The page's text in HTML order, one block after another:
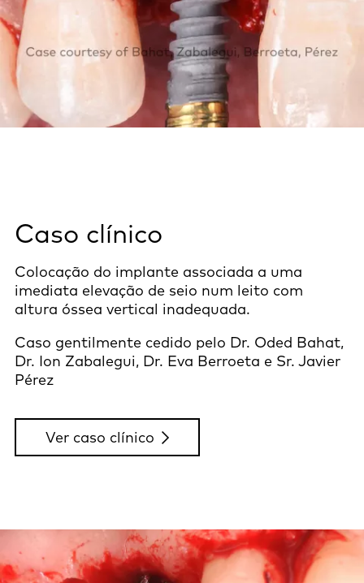
Caso clínico
Colocação do implante associada a uma
imediata elevação de seio num leito com
altura óssea vertical inadequada.
Caso gentilmente cedido pelo Dr. Oded Bahat,
Dr. Ion Zabalegui, Dr. Eva Berroeta e Sr. Javier
Pérez
Ver caso clínico